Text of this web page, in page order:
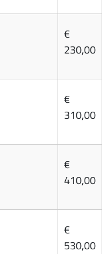
€
230,00
€
310,00
€
410,00
€
530,00